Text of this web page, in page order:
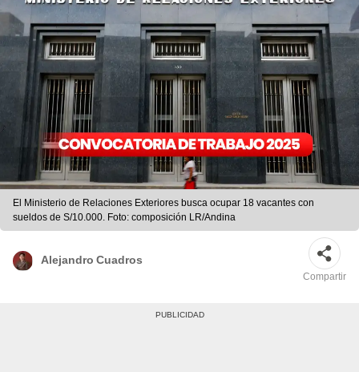
El Ministerio de Relaciones Exteriores busca ocupar 18 vacantes con
sueldos de S/10.000. Foto: composición LR/Andina
Alejandro Cuadros
Compartir